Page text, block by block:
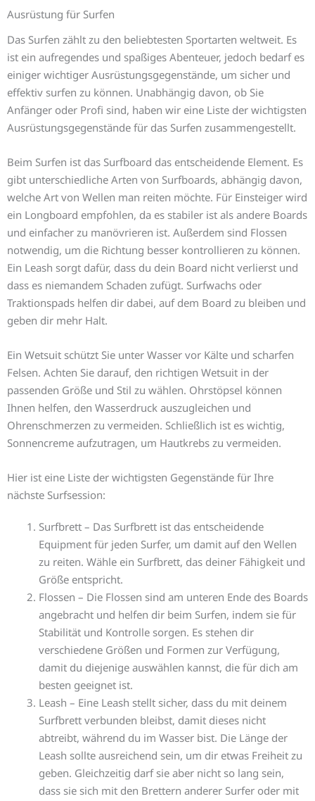
Ausrüstung für Surfen
Das Surfen zählt zu den beliebtesten Sportarten weltweit. Es
ist ein aufregendes und spaßiges Abenteuer, jedoch bedarf es
einiger wichtiger Ausrüstungsgegenstände, um sicher und
effektiv surfen zu können. Unabhängig davon, ob Sie
Anfänger oder Profi sind, haben wir eine Liste der wichtigsten
Ausrüstungsgegenstände für das Surfen zusammengestellt.
Beim Surfen ist das Surfboard das entscheidende Element. Es
gibt unterschiedliche Arten von Surfboards, abhängig davon,
welche Art von Wellen man reiten möchte. Für Einsteiger wird
ein Longboard empfohlen, da es stabiler ist als andere Boards
und einfacher zu manövrieren ist. Außerdem sind Flossen
notwendig, um die Richtung besser kontrollieren zu können.
Ein Leash sorgt dafür, dass du dein Board nicht verlierst und
dass es niemandem Schaden zufügt. Surfwachs oder
Traktionspads helfen dir dabei, auf dem Board zu bleiben und
geben dir mehr Halt.
Ein Wetsuit schützt Sie unter Wasser vor Kälte und scharfen
Felsen. Achten Sie darauf, den richtigen Wetsuit in der
passenden Größe und Stil zu wählen. Ohrstöpsel können
Ihnen helfen, den Wasserdruck auszugleichen und
Ohrenschmerzen zu vermeiden. Schließlich ist es wichtig,
Sonnencreme aufzutragen, um Hautkrebs zu vermeiden.
Hier ist eine Liste der wichtigsten Gegenstände für Ihre
nächste Surfsession:
Surfbrett – Das Surfbrett ist das entscheidende
Equipment für jeden Surfer, um damit auf den Wellen
zu reiten. Wähle ein Surfbrett, das deiner Fähigkeit und
Größe entspricht.
Flossen – Die Flossen sind am unteren Ende des Boards
angebracht und helfen dir beim Surfen, indem sie für
Stabilität und Kontrolle sorgen. Es stehen dir
verschiedene Größen und Formen zur Verfügung,
damit du diejenige auswählen kannst, die für dich am
besten geeignet ist.
Leash – Eine Leash stellt sicher, dass du mit deinem
Surfbrett verbunden bleibst, damit dieses nicht
abtreibt, während du im Wasser bist. Die Länge der
Leash sollte ausreichend sein, um dir etwas Freiheit zu
geben. Gleichzeitig darf sie aber nicht so lang sein,
dass sie sich mit den Brettern anderer Surfer oder mit